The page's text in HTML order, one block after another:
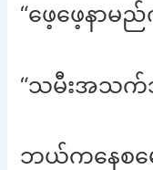
“ဖေ့ဖေ့နာမ
“သမီးအသက်
ဘယ်ကနေစမ